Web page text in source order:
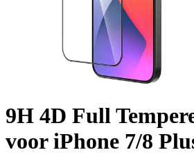
9H 4D Full
voor iPhone 7/8